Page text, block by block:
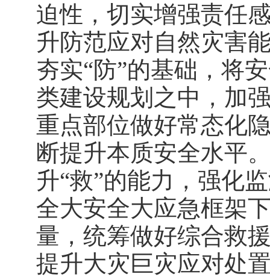
迫性，切实增强责任
升防范应对自然灾害
夯实“防”的基础，将
类建设规划之中，加
重点部位做好常态化
断提升本质安全水平
升“救”的能力，强化
全大安全大应急框架
量，统筹做好综合救
提升大灾巨灾应对处